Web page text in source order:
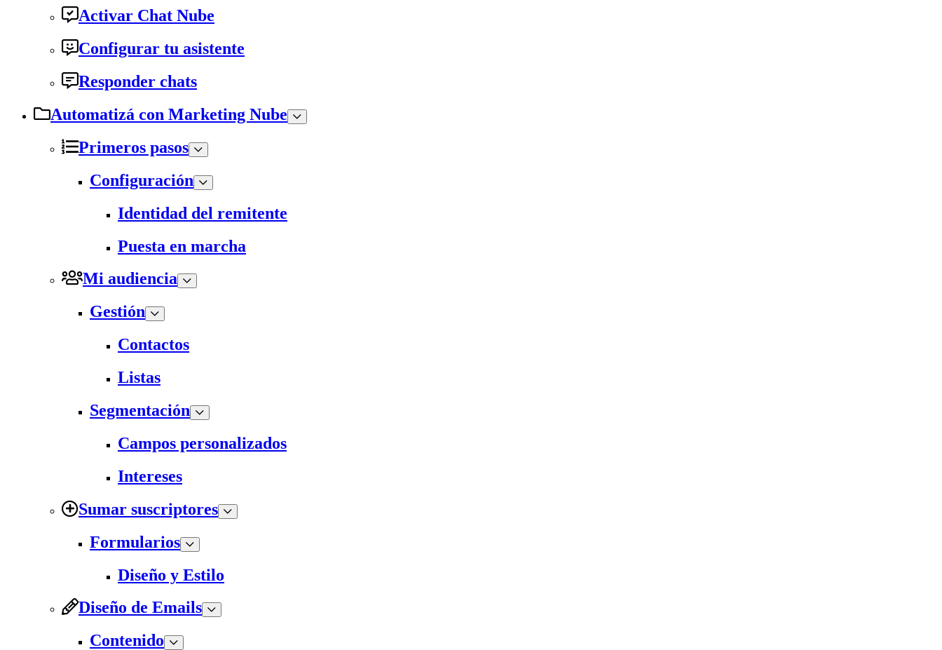
Activar Chat Nube
Configurar tu asistente
Responder chats
Automatizá con Marketing Nube
Primeros pasos
Configuración
Identidad del remitente
Puesta en marcha
Mi audiencia
Gestión
Contactos
Listas
Segmentación
Campos personalizados
Intereses
Sumar suscriptores
Formularios
Diseño y Estilo
Diseño de Emails
Contenido